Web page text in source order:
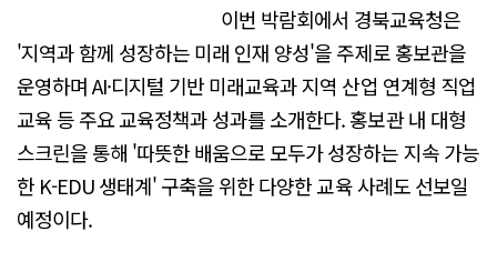
이번 박람회에서 경북교육청은
'지역과 함께 성장하는 미래 인재 양성'을 주제로 홍보관을
운영하며 AI·디지털 기반 미래교육과 지역 산업 연계형 직업
교육 등 주요 교육정책과 성과를 소개한다. 홍보관 내 대형
스크린을 통해 '따뜻한 배움으로 모두가 성장하는 지속 가능
한 K-EDU 생태계' 구축을 위한 다양한 교육 사례도 선보일
예정이다.